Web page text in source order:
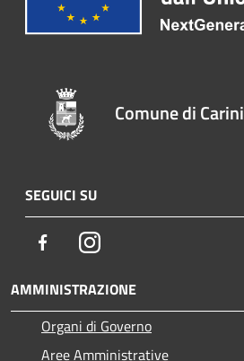
Comune di Carini
SEGUICI SU
FacebookInstagram
AMMINISTRAZIONE
Organi di Governo
Aree Amministrative